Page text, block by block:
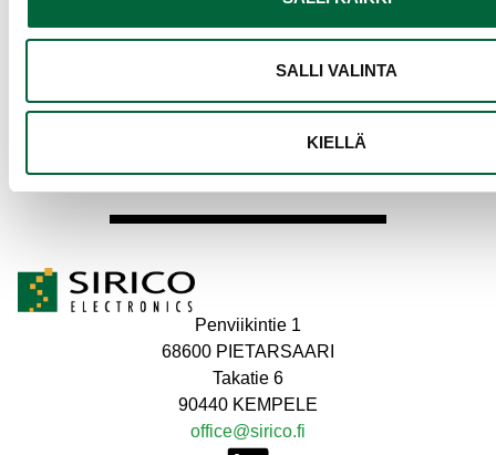
SALLI VALINTA
KIELLÄ
verkkosivustoamme, jotta olet tietoinen selosteen
mahdollisista muutoksista.
Penviikintie 1
68600 PIETARSAARI
Takatie 6
90440 KEMPELE
office@sirico.fi